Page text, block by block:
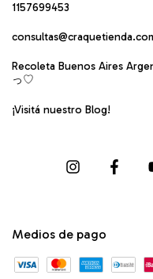
1157699453
Recoleta Buenos Aires
っ♡
¡Visitá nuestro Blog!
Medios de pago